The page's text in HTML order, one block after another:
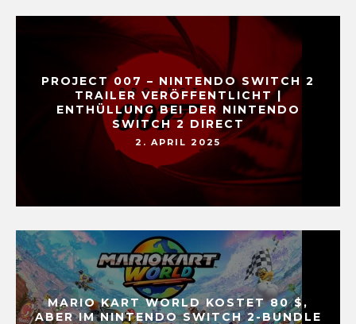
PROJECT 007 – NINTENDO SWITCH 2
TRAILER VERÖFFENTLICHT |
ENTHÜLLUNG BEI DER NINTENDO
SWITCH 2 DIRECT
2. APRIL 2025
MARIO KART WORLD KOSTET 80 $,
ABER IM NINTENDO SWITCH 2-BUNDLE